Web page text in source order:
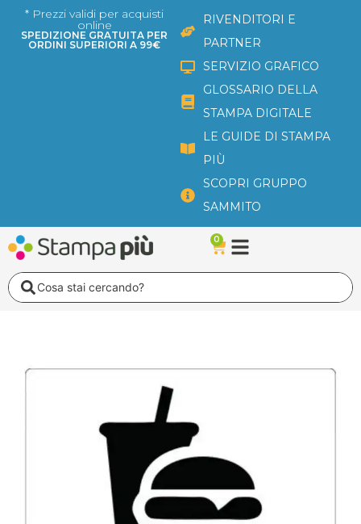
* Prezzi validi per acquisti
online
SPEDIZIONE GRATUITA PER
ORDINI SUPERIORI A 99€
RIVENDITORI E
PARTNER
SERVIZIO GRAFICO
GLOSSARIO DELLA
STAMPA DIGITALE
LE GUIDE DI STAMPA
PIÙ
SCOPRI GRUPPO
SAMMITO
0
Carrello
Search